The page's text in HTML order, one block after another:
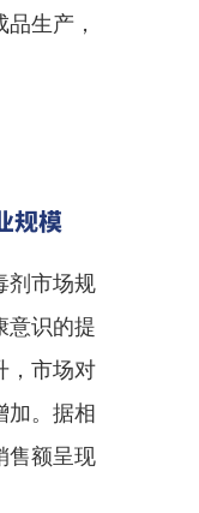
生产，
规模
剂市场规
意识的提
，市场对
加。据相
售额呈现